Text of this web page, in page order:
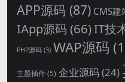
APP源码 (87) CMS建
IApp源码 (66)IT技
PHP源码 (3) WAP源码
主题插件(5) 企业源码 (24)